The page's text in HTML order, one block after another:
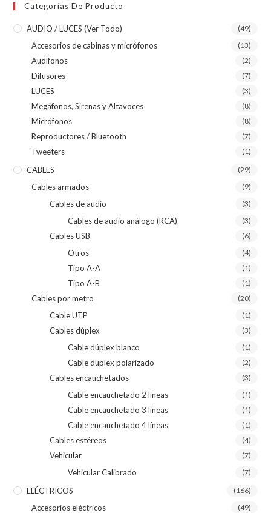
Categorías De Producto
AUDIO / LUCES (ver Todo) (49)
Accesorios de cabinas y micrófonos (13)
Audífonos (2)
Difusores (7)
LUCES (3)
Megáfonos, Sirenas y Altavoces (8)
Micrófonos (8)
Reproductores / Bluetooth (7)
Tweeters (1)
CABLES (29)
Cables armados (9)
Cables de audio (3)
Cables de audio análogo (RCA) (3)
Cables USB (6)
Otros (4)
Tipo A-A (1)
Tipo A-B (1)
Cables por metro (20)
Cable UTP (1)
Cables dúplex (3)
Cable dúplex blanco (1)
Cable dúplex polarizado (2)
Cables encauchetados (3)
Cable encauchetado 2 líneas (1)
Cable encauchetado 3 líneas (1)
Cable encauchetado 4 líneas (1)
Cables estéreos (4)
Vehicular (7)
Vehicular Calibrado (7)
ELÉCTRICOS (166)
Accesorios eléctricos (49)